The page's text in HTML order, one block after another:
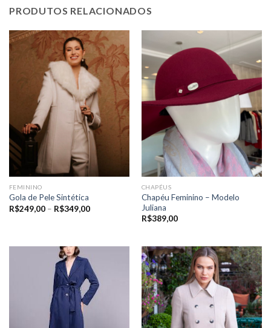
PRODUTOS RELACIONADOS
FEMININO
Gola de Pele Sintética
R$249,00 – R$349,00Price
CHAPÉUS
Chapéu Feminino – Modelo
Juliana
R$389,00